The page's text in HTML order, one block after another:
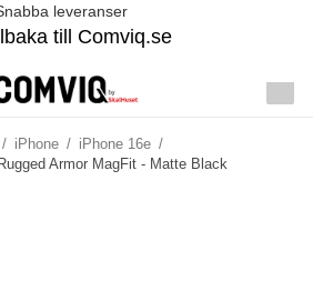
leveranser
till Comviq.se
/ iPhone / iPhone 16e /
Armor MagFit - Matte Black